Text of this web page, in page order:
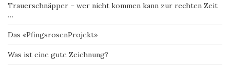
Trauerschnäpper – wer nicht kommen kann zur rechten Zeit
…
Das «PfingsrosenProjekt»
Was ist eine gute Zeichnung?